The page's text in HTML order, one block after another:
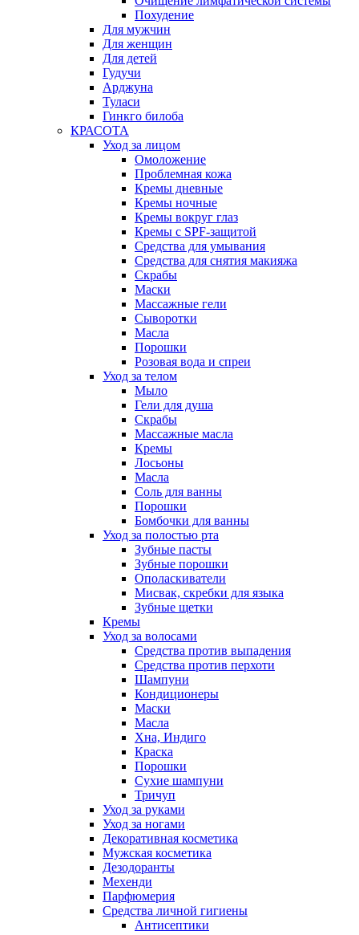
Похудение
Для мужчин
Для женщин
Для детей
Гудучи
Арджуна
Туласи
Гинкго билоба
КРАСОТА
Уход за лицом
Омоложение
Проблемная кожа
Кремы дневные
Кремы ночные
Кремы вокруг глаз
Кремы с SPF-защитой
Средства для умывания
Средства для снятия макияжа
Скрабы
Маски
Массажные гели
Сыворотки
Масла
Порошки
Розовая вода и спреи
Уход за телом
Мыло
Гели для душа
Скрабы
Массажные масла
Кремы
Лосьоны
Масла
Соль для ванны
Порошки
Бомбочки для ванны
Уход за полостью рта
Зубные пасты
Зубные порошки
Ополаскиватели
Мисвак, скребки для языка
Зубные щетки
Кремы
Уход за волосами
Средства против выпадения
Средства против перхоти
Шампуни
Кондиционеры
Маски
Масла
Хна, Индиго
Краска
Порошки
Сухие шампуни
Тричуп
Уход за руками
Уход за ногами
Декоративная косметика
Мужская косметика
Дезодоранты
Мехенди
Парфюмерия
Средства личной гигиены
Антисептики